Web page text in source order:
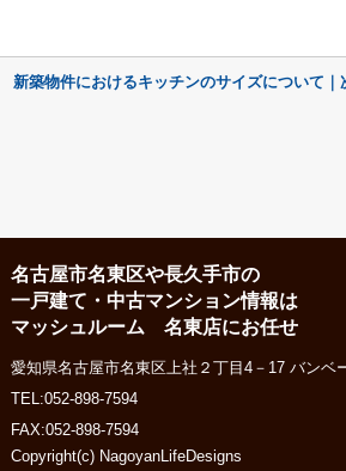
新築物件におけるキッチンのサイズについて
名古屋市名東区や長久手市の
一戸建て・中古マンション情報は
マッシュルーム 名東店にお任せ
愛知県名古屋市名東区上社２丁目4－17 バンベ
TEL:052-898-7594
FAX:052-898-7594
Copyright(c) NagoyanLifeDesigns